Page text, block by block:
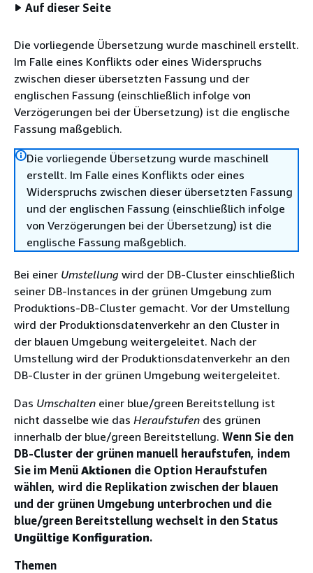
Auf dieser Seite
Die vorliegende Übersetzung wurde maschinell erstellt.
Im Falle eines Konflikts oder eines Widerspruchs
zwischen dieser übersetzten Fassung und der
englischen Fassung (einschließlich infolge von
Verzögerungen bei der Übersetzung) ist die englische
Fassung maßgeblich.
Die vorliegende Übersetzung wurde maschinell
erstellt. Im Falle eines Konflikts oder eines
Widerspruchs zwischen dieser übersetzten Fassung
und der englischen Fassung (einschließlich infolge
von Verzögerungen bei der Übersetzung) ist die
englische Fassung maßgeblich.
Bei einer Umstellung wird der DB-Cluster einschließlich
seiner DB-Instances in der grünen Umgebung zum
Produktions-DB-Cluster gemacht. Vor der Umstellung
wird der Produktionsdatenverkehr an den Cluster in
der blauen Umgebung weitergeleitet. Nach der
Umstellung wird der Produktionsdatenverkehr an den
DB-Cluster in der grünen Umgebung weitergeleitet.
Das Umschalten einer blue/green Bereitstellung ist
nicht dasselbe wie das Heraufstufen des grünen
innerhalb der blue/green Bereitstellung. Wenn Sie den
DB-Cluster der grünen manuell heraufstufen, indem
Sie im Menü Aktionen die Option Heraufstufen
wählen, wird die Replikation zwischen der blauen
und der grünen Umgebung unterbrochen und die
blue/green Bereitstellung wechselt in den Status
Ungültige Konfiguration.
Themen